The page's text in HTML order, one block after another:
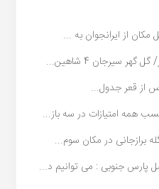
از ایرانجوان به ...
سیرجان 4 شاهین...
از قعر جدول...
همه امتیازات در سه باز...
برازجانی در مکان سوم...
پارس جنوبی : می توانیم د...